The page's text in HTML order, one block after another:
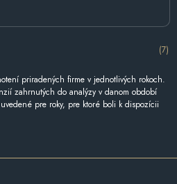
(7)
priradených firme v jednotlivých rokoch.
zahrnutých do analýzy v danom období
pre roky, pre ktoré boli k dispozícii